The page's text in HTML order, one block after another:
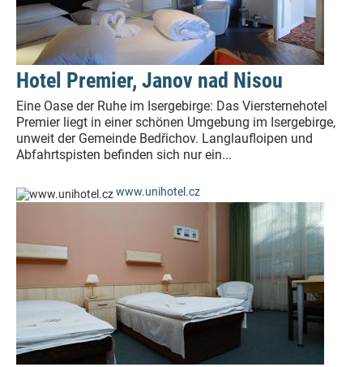
Hotel Premier, Janov nad Nisou
Eine Oase der Ruhe im Isergebirge: Das Viersternehotel
Premier liegt in einer schönen Umgebung im Isergebirge,
unweit der Gemeinde Bedřichov. Langlaufloipen und
Abfahrtspisten befinden sich nur ein...
www.unihotel.cz